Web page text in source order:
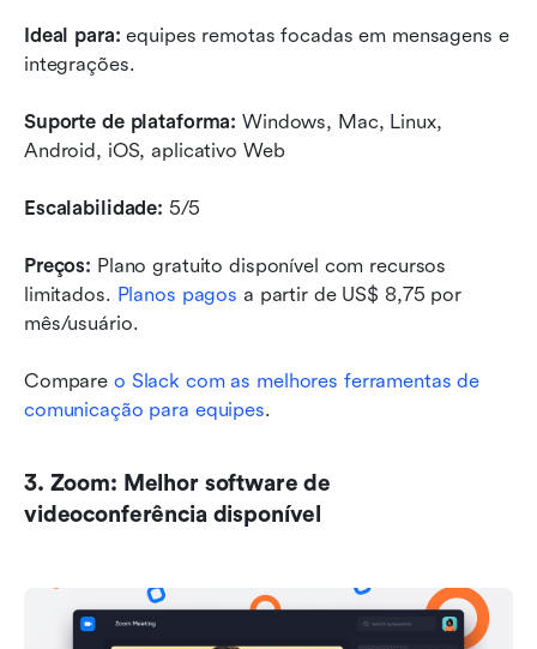
Ideal para: equipes remotas focadas em mensagens e
integrações.
Suporte de plataforma: Windows, Mac, Linux,
Android, iOS, aplicativo Web
Escalabilidade: 5/5
Preços: Plano gratuito disponível com recursos
limitados. Planos pagos a partir de US$ 8,75 por
mês/usuário.
Compare o Slack com as melhores ferramentas de
comunicação para equipes.
3. Zoom: Melhor software de
videoconferência disponível